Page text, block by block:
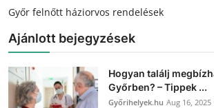
Győr felnőtt háziorvos rendelések
Ajánlott bejegyzések
Hogyan találj
Győrben? – Tippek ...
Győrihelyek.hu Aug 16, 2025